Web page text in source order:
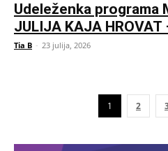
Udeleženka programa
JULIJA KAJA HROVAT
Tia B - 23 julija, 2026
1 2